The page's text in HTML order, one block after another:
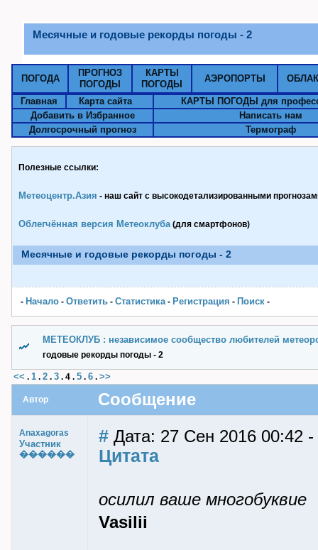
Месячные и годовые рекорды погоды - 2
ПОГОДА
ПРОГНОЗ
ПОГОДЫ
КАРТЫ
ПОГОДЫ
АЭРОПОРТЫ
Главная Карта сайта
КАРТЫ ПОГОДЫ для
Добавить в Избранное
Написать нам
Долгосрочный прогноз
Термограф
Полезные ссылки:
Метеоцентр.Азия - наш сайт с высокодетализированными
Облегчённая версия Метеоклуба(для смартфонов)
Месячные и годовые рекорды погоды - 2
- Начало - Ответить - Статистика- Pегистрация - Поиск -
МЕТЕОКЛУБ : независимое сообщество любителей
годовые рекорды погоды - 2
<< . 1 . 2 . 3 . 4 . 5 . 6 . >>
Автор Сообщение
Anaxagoras
Участник
������
# Дата: 27 Сен 2016 00:42
Цитата
осилил ваше многобуквие
Vasilii